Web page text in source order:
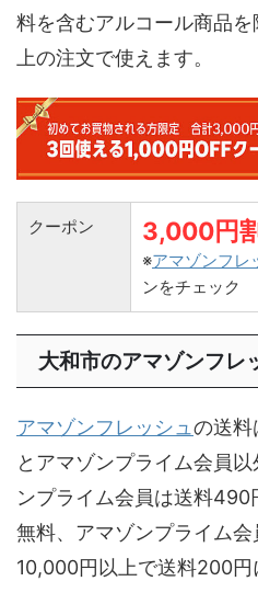
料を含むアルコール商品
上の注文で使えます。
クーポン 3,000円
※アマゾンフレ
ンをチェック
大和市のアマゾンフレ
アマゾンフレッシュの送料
とアマゾンプライム会員
ンプライム会員は送料
無料、アマゾンプライム会
10,000円以上で送料200円